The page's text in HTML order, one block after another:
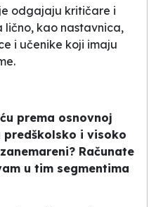
odgajaju kritičare i
lično, kao nastavnica,
i učenike koji imaju
prema osnovnoj
i visoko
Računate
u tim segmentima